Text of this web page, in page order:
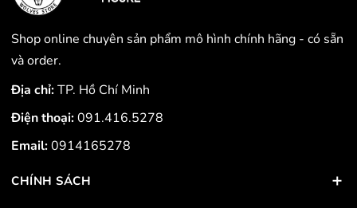
Shop online chuyên sản phẩm mô hình chính hãng - có sẵn
và order.
Địa chỉ:TP. Hồ Chí Minh
Điện thoại:091.416.5278
Email:0914165278
CHÍNH SÁCH